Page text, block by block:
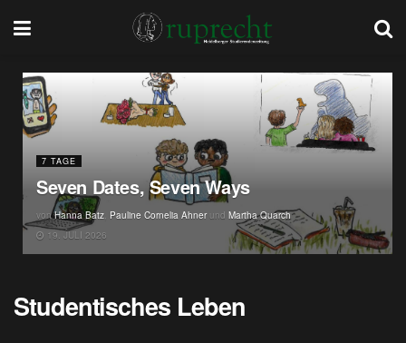
7 TAGE
Seven Dates, Seven Ways
von Hanna Batz, Pauline Cornelia Ahnerund Martha Quarch
19. JULI 2026
Studentisches Leben